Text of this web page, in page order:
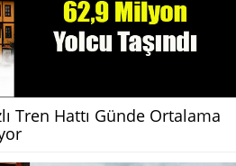
Tren Hattı Günde Ortalama